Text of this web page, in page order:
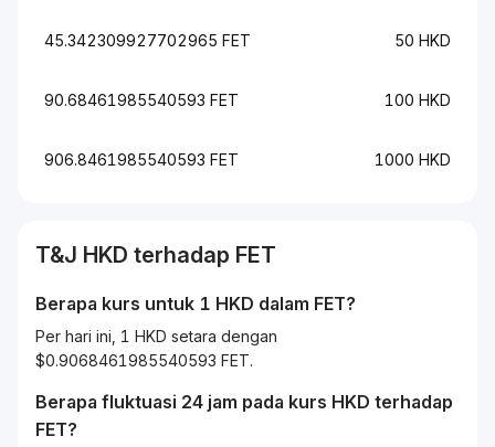
45.342309927702965 FET 50 HKD
90.68461985540593 FET 100 HKD
906.8461985540593 FET 1000 HKD
T&J HKD terhadap FET
Berapa kurs untuk 1 HKD dalam FET?
Per hari ini, 1 HKD setara dengan
$0.9068461985540593 FET.
Berapa fluktuasi 24 jam pada kurs HKD terhadap
FET?